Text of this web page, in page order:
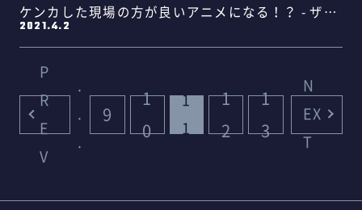
ケンカした現場の方が良いアニメになる！？ - ザツ
ダン #0……
2021.4.2
P
R
E
V
9
1
0
1
1
1
2
1
3
N
EX
T